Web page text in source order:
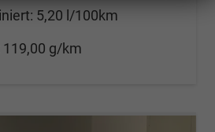
5,20 l/100km
119,00 g/km